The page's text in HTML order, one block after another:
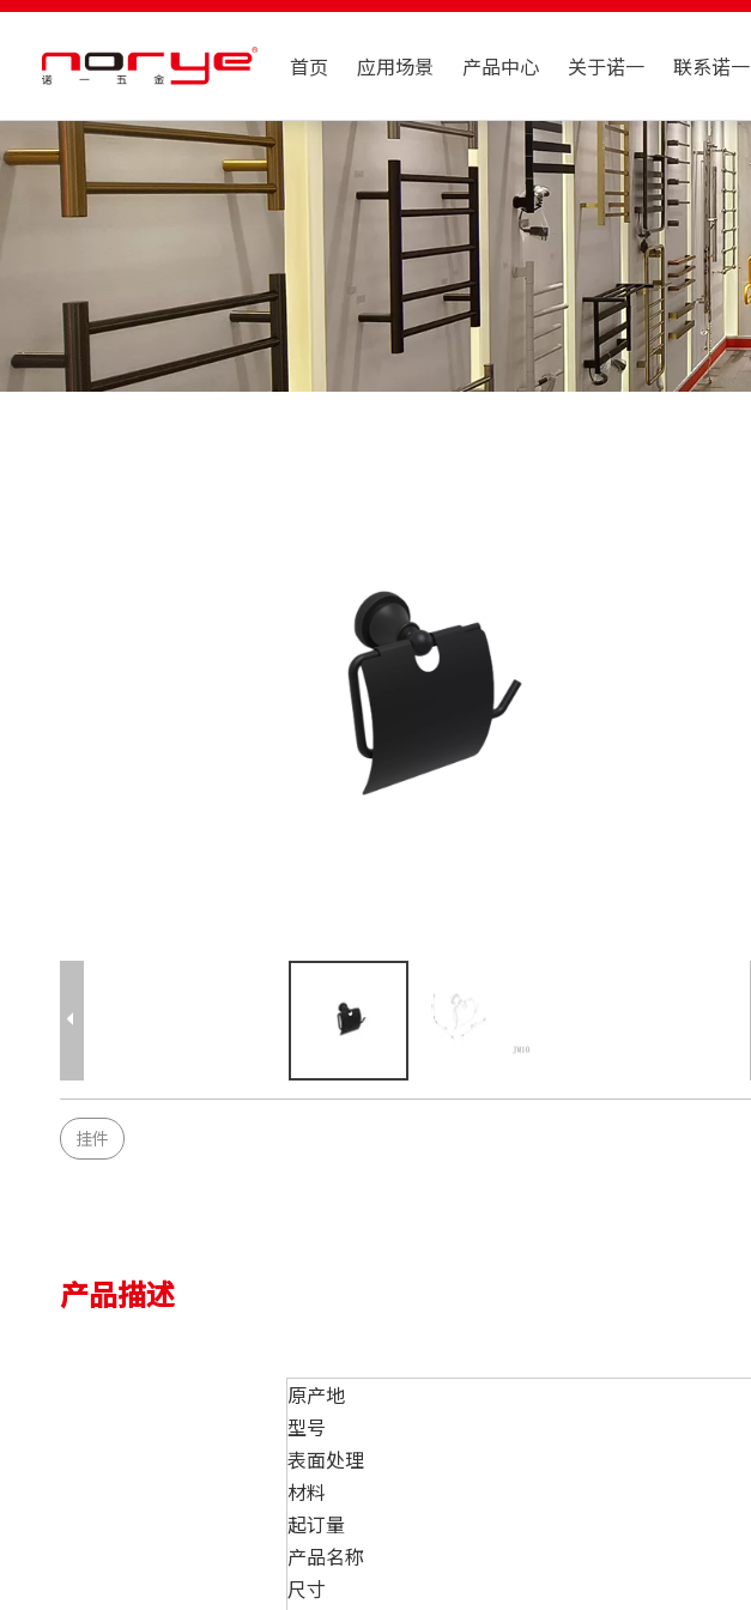
首页 应用场景 产品中心 关于诺一 联系诺一
挂件
产品描述
原产地
型号
表面处理
材料
起订量
产品名称
尺寸